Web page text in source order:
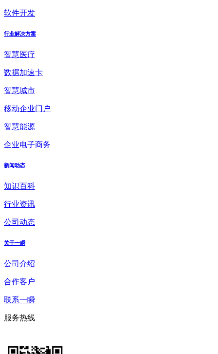
软件开发
行业解决方案
智慧医疗
数据加速卡
智慧城市
移动企业门户
智慧能源
企业电子商务
新闻动态
知识百科
行业资讯
公司动态
关于一瞬
公司介绍
合作客户
联系一瞬
服务热线